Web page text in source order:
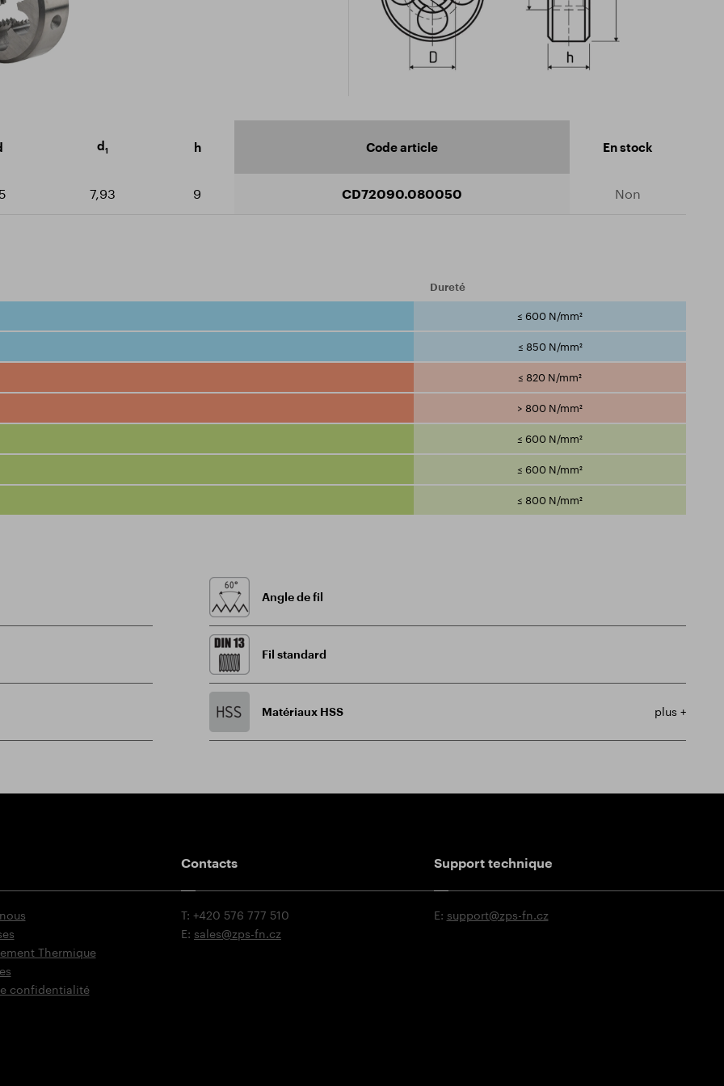
ISO 9001:2015
le catalogue
d1 h Code article En stock
7,93 9 CD72090.080050 Non
Dureté
≤ 600 N/mm²
≤ 850 N/mm²
≤ 820 N/mm²
> 800 N/mm²
≤ 600 N/mm²
≤ 600 N/mm²
≤ 800 N/mm²
Angle de fil
Fil standard
Matériaux HSS plus +
Thermique
confidentialité
Contacts
T: +420 576 777 510
E: sales@zps-fn.cz
Support technique
E: support@zps-fn.cz